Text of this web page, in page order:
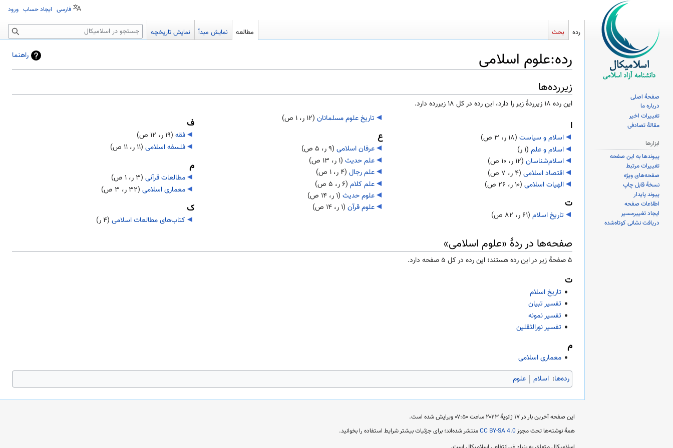
راهنما رده:علوم اسلامی
پرش
به
ناوبری
پرش
به
جستجو
زیررده‌ها
این رده ۱۸ زیرردۀ زیر را دارد، این رده در کل ۱۸ زیررده دارد.
ا
اسلام و سیاست (۱۸ ر، ۳ ص)
اسلام و علم (۱ ر)
اسلام‌شناسان (۱۲ ر، ۱۰ ص)
اقتصاد اسلامی (۴ ر، ۷ ص)
الهیات اسلامی (۱۰ ر، ۲۶ ص)
ت
تاریخ اسلام (۶۱ ر، ۸۲ ص)
تاریخ علوم مسلمانان (۱۲ ر، ۱ ص)
ع
عرفان اسلامی (۹ ر، ۵ ص)
علم حدیث (۱ ر، ۱۳ ص)
علم رجال (۴ ر، ۱ ص)
علم کلام (۶ ر، ۵ ص)
علوم حدیث (۱ ر، ۱۴ ص)
علوم قرآن (۱ ر، ۱۴ ص)
ف
فقه‏ (۱۹ ر، ۱۲ ص)
فلسفه اسلامی‏ (۱۱ ر، ۱۱ ص)
م
مطالعات قرآنی‏ (۳ ر، ۱ ص)
معماری اسلامی‏ (۳۲ ر، ۳ ص)
ک
کتاب‌های مطالعات اسلامی‏ (۴ ر)
صفحه‌ها در ردهٔ «علوم اسلامی»
۵ صفحۀ زیر در این رده هستند؛ این رده در کل ۵ صفحه دارد.
ت
تاریخ اسلام
تفسیر تبیان
تفسیر نمونه
تفسیر نورالثقلین
م
معماری اسلامی
رده‌ها: اسلام علوم
فارسی ایجاد حساب ورود
رده بحث مطالعه نمایش مبدأ نمایش تاریخچه جستجو
صفحهٔ اصلی
درباره ما
تغییرات اخیر
مقالهٔ تصادفی
ابزارها
پیوندها به این صفحه
تغییرات مرتبط
صفحه‌های ویژه
نسخهٔ قابل چاپ
پیوند پایدار
اطلاعات صفحه
ایجاد تغییرمسیر
دریافت نشانی کوتاه‌شده
این صفحه آخرین بار در ‏۱۷ ژانویهٔ ۲۰۲۳ ساعت ‏۰۷:۵۰ ویرایش شده است.
همهٔ نوشته‌ها تحت مجوز CC BY-SA 4.0منتشر شده‌اند؛ برای جزئیات بیشتر شرایط استفاده را بخوانید.